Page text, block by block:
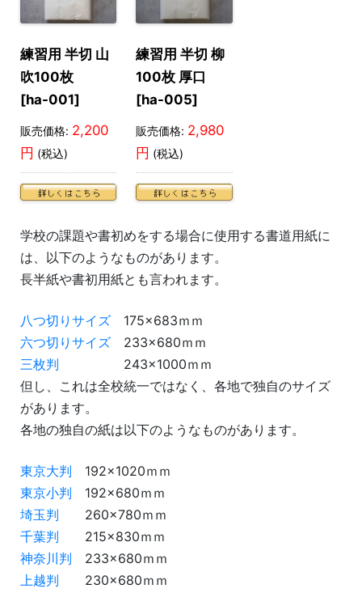
練習用 半切 山
吹100枚
[ha-001]
販売価格: 2,200
円 (税込)
練習用 半切 柳
100枚 厚口
[ha-005]
販売価格: 2,980
円 (税込)
学校の課題や書初めをする場合に使用する書道用紙に
は、以下のようなものがあります。
長半紙や書初用紙とも言われます。
八つ切りサイズ 175×683ｍｍ
六つ切りサイズ 233×680ｍｍ
三枚判 243×1000ｍｍ
但し、これは全校統一ではなく、各地で独自のサイズ
があります。
各地の独自の紙は以下のようなものがあります。
東京大判 192×1020ｍｍ
東京小判 192×680ｍｍ
埼玉判 260×780ｍｍ
千葉判 215×830ｍｍ
神奈川判 233×680ｍｍ
上越判 230×680ｍｍ